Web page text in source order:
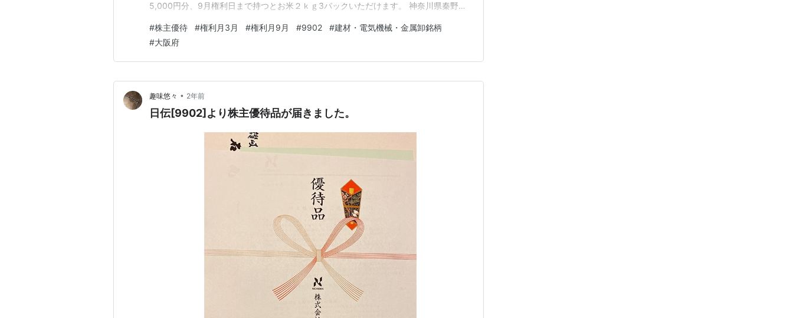
5,000円分、9月権利日まで持つとお米２ｋｇ3パックいただけます。 神奈川県秦野市
やバーベキュー場やボルダリング設備などが整備されている。塔ノ岳の表口で鍋割山へ
の登山口にもなっている…
#株主優待 #権利月3月 #権利月9月 #9902 #建材・電気機械・金属卸銘柄
#大阪府
趣味悠々 • 2年前
日伝[9902]より株主優待品が届きました。